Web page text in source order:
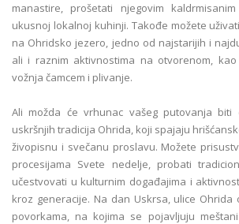
manastire, prošetati njegovim
ukusnoj lokalnoj kuhinji. Takođe možete
na Ohridsko jezero, jedno od najstarijih i
ali i raznim aktivnostima na otvorenom,
vožnja čamcem i plivanje.
Ali možda će vrhunac vašeg putovanja biti
uskršnjih tradicija Ohrida, koji spajaju
živopisnu i svečanu proslavu. Možete
procesijama Svete nedelje, probati
učestvovati u kulturnim događajima i
kroz generacije. Na dan Uskrsa, ulice Ohrida
povorkama, na kojima se pojavljuju